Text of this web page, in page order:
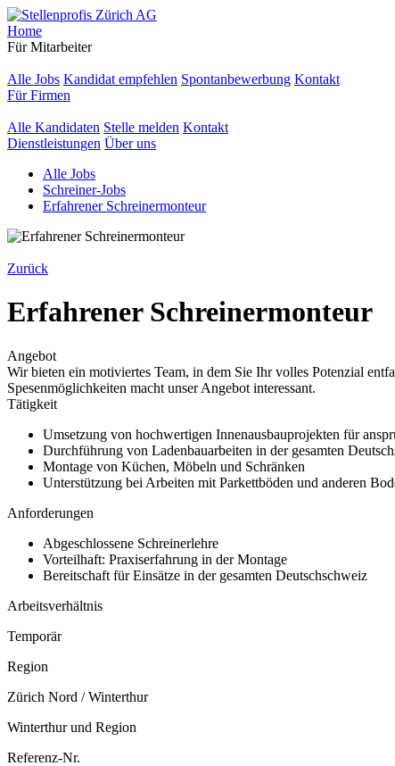
Home
Für Mitarbeiter
Alle Jobs Kandidat empfehlen Spontanbewerbung Kontakt
Für Firmen
Alle Kandidaten Stelle melden Kontakt
Dienstleistungen Über uns
Alle Jobs
Schreiner-Jobs
Erfahrener Schreinermonteur
Zurück
Erfahrener Schreinermonteur
Angebot
Wir bieten ein motiviertes Team, in dem Sie Ihr volles Potenzial
Spesenmöglichkeiten macht unser Angebot interessant.
Tätigkeit
Umsetzung von hochwertigen Innenausbauprojekten für
Durchführung von Ladenbauarbeiten in der gesamten
Montage von Küchen, Möbeln und Schränken
Unterstützung bei Arbeiten mit Parkettböden und anderen
Anforderungen
Abgeschlossene Schreinerlehre
Vorteilhaft: Praxiserfahrung in der Montage
Bereitschaft für Einsätze in der gesamten Deutschschweiz
Arbeitsverhältnis
Temporär
Region
Zürich Nord / Winterthur
Winterthur und Region
Referenz-Nr.